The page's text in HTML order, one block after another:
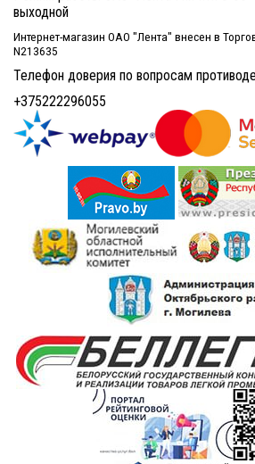
выходной
Интернет-магазин ОАО "Лента" внесен в
N213635
Телефон доверия по вопросам
+375222296055